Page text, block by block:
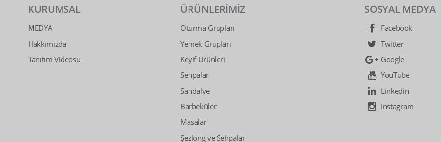
KURUMSAL
MEDYA
Hakkımızda
Tanıtım Videosu
ÜRÜNLERİMİZ
Oturma Grupları
Yemek Grupları
Keyif Ürünleri
Sehpalar
Sandalye
Barbeküler
Masalar
Şezlong ve Sehpalar
SOSYAL MEDYA
Facebook
Twitter
Google
YouTube
Linkedin
Instagram